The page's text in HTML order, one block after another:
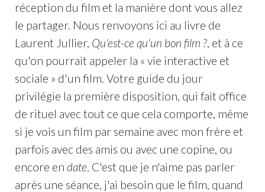
réception du film et la manière dont vous allez
le partager. Nous renvoyons ici au livre de
Laurent Jullier, Qu'est-ce qu'un bon film ?, et à ce
qu'on pourrait appeler la « vie interactive et
sociale » d'un film. Votre guide du jour
privilégie la première disposition, qui fait office
de rituel avec tout ce que cela comporte, même
si je vois un film par semaine avec mon frère et
parfois avec des amis ou avec une copine, ou
encore en date. C'est que je n'aime pas parler
après une séance, j'ai besoin que le film, quand